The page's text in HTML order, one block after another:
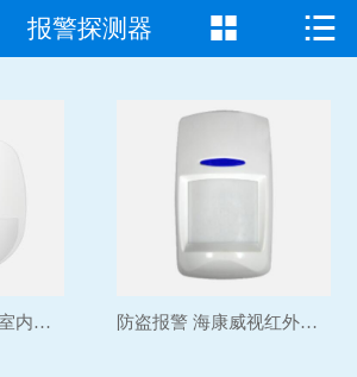
首页
产品中心
新闻资讯
常见问题
报警探测器  
防盗报警 海康威视室内壁... 防盗报警 海康威视红外探...